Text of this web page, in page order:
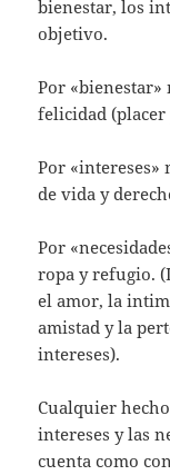
bienestar, los
objetivo.
Por
felicidad
Por «intereses»
de vida y
Por
ropa y refugio.
el amor, la
amistad y la
intereses).
Cualquier
intereses y las
cuenta como